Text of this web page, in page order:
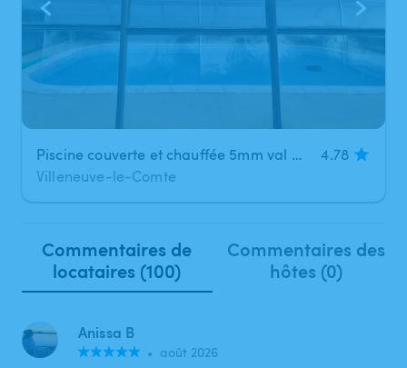
Piscine couverte et chauffée 5mm val d'Europe sans vis à vis
4.78
Villeneuve-le-Comte
Commentaires de
locataires (100)
Commentaires des
hôtes (0)
Anissa B
• août 2026